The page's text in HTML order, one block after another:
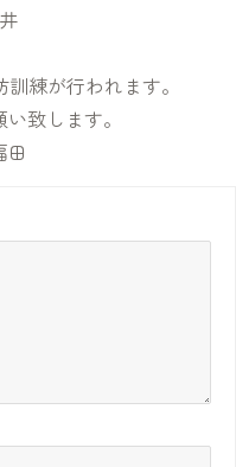
練が行われます。
致します。
田